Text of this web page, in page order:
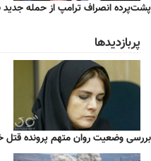
پشت‌پرده انصراف ترامپ از حمله جدید
پربازدیدها
بررسی وضعیت روان متهم پرونده قتل